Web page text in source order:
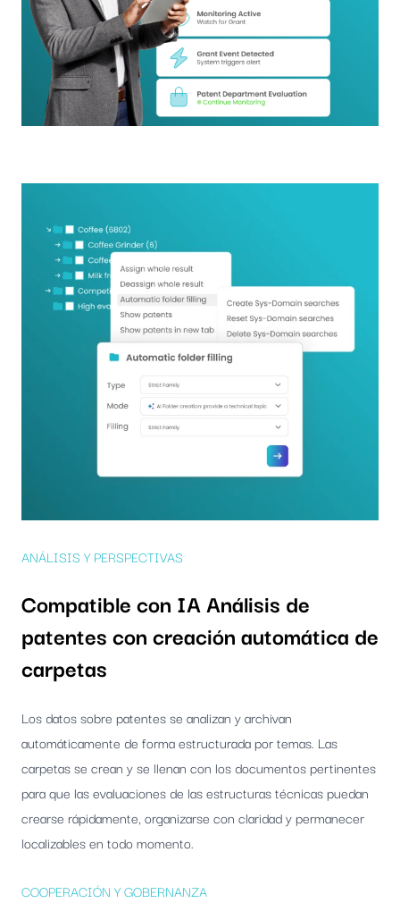
ANÁLISIS Y PERSPECTIVAS
Compatible con IAAnálisis de
patentes con creación automática de
carpetas
Los datos sobre patentes se analizan y archivan
automáticamente de forma estructurada por temas. Las
carpetas se crean y se llenan con los documentos pertinentes
para que las evaluaciones de las estructuras técnicas puedan
crearse rápidamente, organizarse con claridad y permanecer
localizables en todo momento.
COOPERACIÓN Y GOBERNANZA